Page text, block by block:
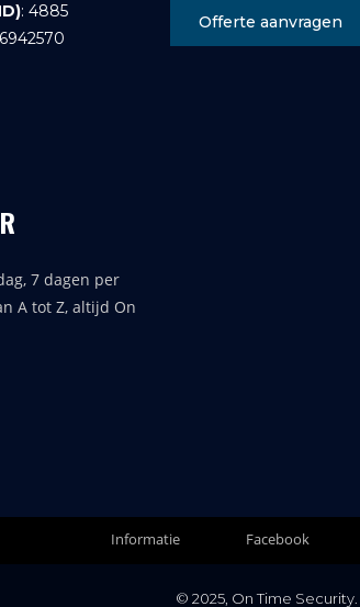
: 4885
7 dagen per
A tot Z, altijd On
Offerte aanvragen
Informatie Facebook
© 2025, On Time